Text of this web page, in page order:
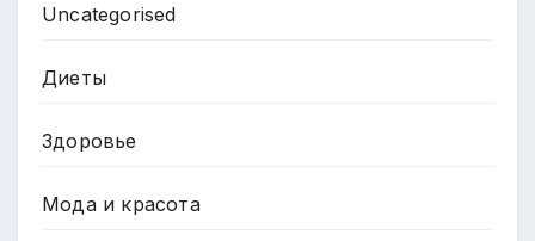
Uncategorised
Диеты
Здоровье
Мода и красота